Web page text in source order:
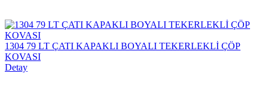
1304 79 LT ÇATI KAPAKLI BOYALI TEKERLEKLİ ÇÖP
KOVASI
Detay